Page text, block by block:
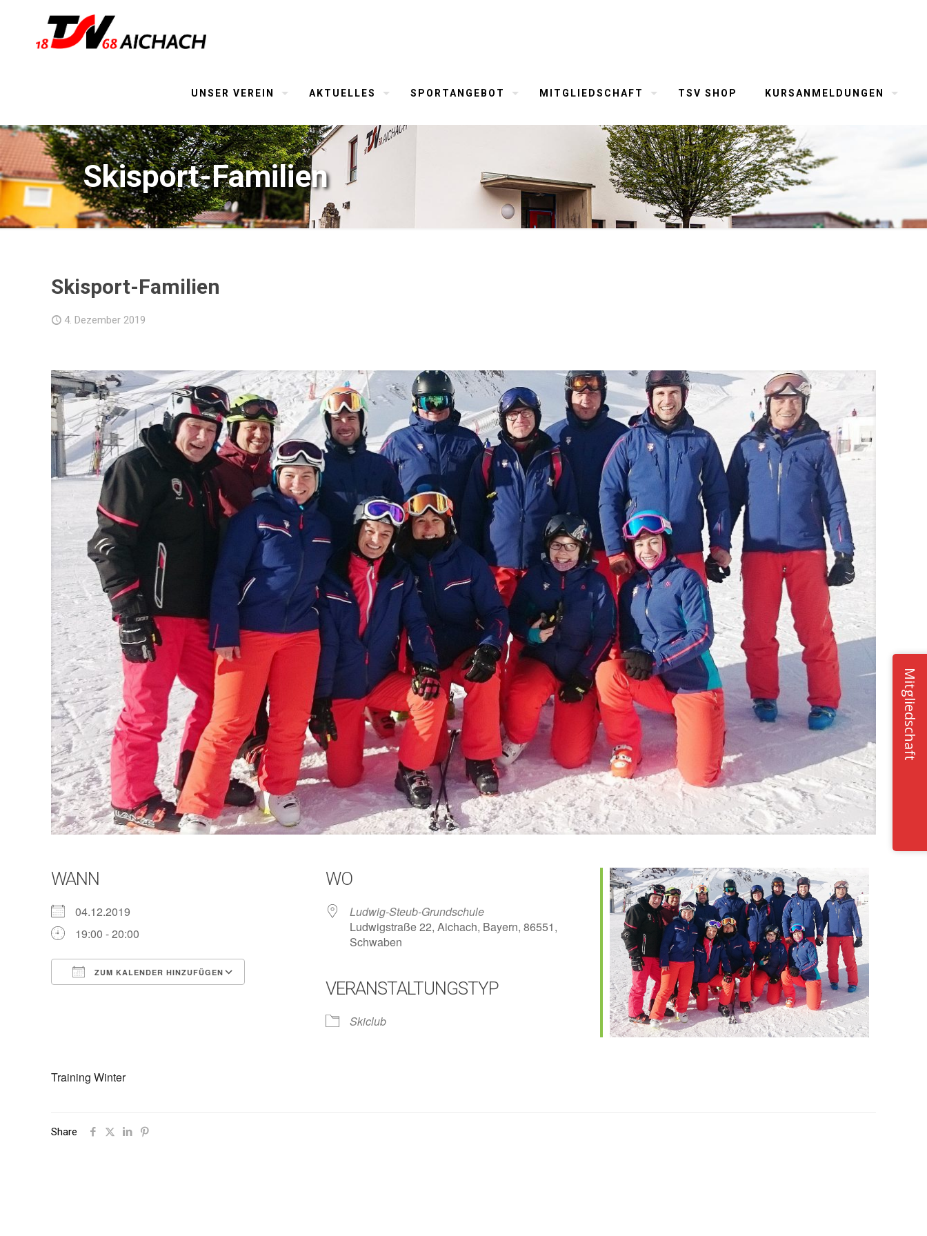
UNSER VEREIN AKTUELLES SPORTANGEBOT MITGLIEDSCHAFT TSV SHOP KURSANMELDUNGEN
Skisport-Familien
Skisport-Familien
4. Dezember 2019
WANN
04.12.2019
19:00 - 20:00
ZUM KALENDER HINZUFÜGEN
Google Kalender iCalendar Office 365 Outlook Live
WO
Ludwig-Steub-Grundschule
Ludwigstraße 22, Aichach, Bayern, 86551,
Schwaben
VERANSTALTUNGSTYP
Skiclub
Training Winter
Share
Mitgliedschaft